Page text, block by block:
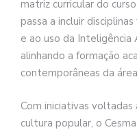
matriz curricular do
passa a incluir
e ao uso da Inteligência
alinhando a formação
contemporâneas da
Com iniciativas voltadas
cultura popular, o